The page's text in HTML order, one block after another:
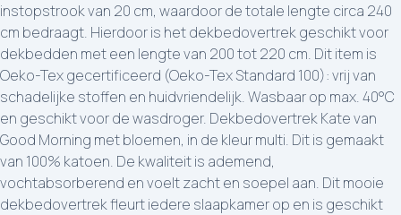
instopstrook van 20 cm, waardoor de totale lengte circa 240
cm bedraagt. Hierdoor is het dekbedovertrek geschikt voor
dekbedden met een lengte van 200 tot 220 cm. Dit item is
Oeko-Tex gecertificeerd (Oeko-Tex Standard 100): vrij van
schadelijke stoffen en huidvriendelijk. Wasbaar op max. 40°C
en geschikt voor de wasdroger. Dekbedovertrek Kate van
Good Morning met bloemen, in de kleur multi. Dit is gemaakt
van 100% katoen. De kwaliteit is ademend,
vochtabsorberend en voelt zacht en soepel aan. Dit mooie
dekbedovertrek fleurt iedere slaapkamer op en is geschikt